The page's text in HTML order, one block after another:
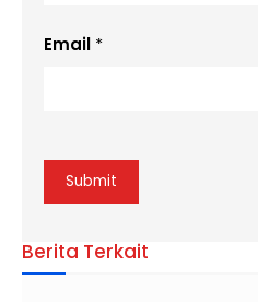
Email *
Berita Terkait